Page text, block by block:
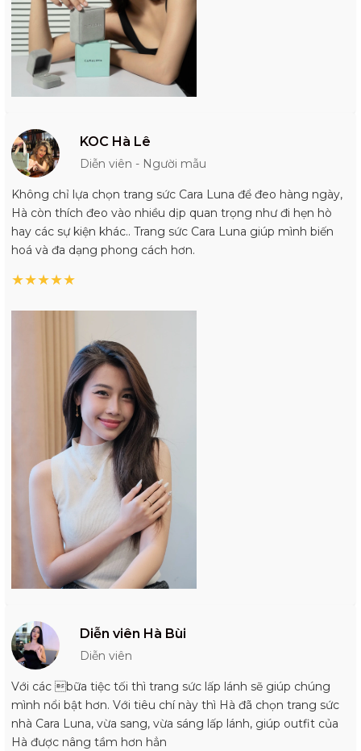
KOC Hà Lê
Diễn viên - Người mẫu
Không chỉ lựa chọn trang sức Cara Luna để đeo hàng ngày,
Hà còn thích đeo vào nhiều dịp quan trọng như đi hẹn hò
hay các sự kiện khác.. Trang sức Cara Luna giúp mình biến
hoá và đa dạng phong cách hơn.
★★★★★
Diễn viên Hà Bùi
Diễn viên
Với các bữa tiệc tối thì trang sức lấp lánh sẽ giúp chúng
mình nổi bật hơn. Với tiêu chí này thì Hà đã chọn trang sức
nhà Cara Luna, vừa sang, vừa sáng lấp lánh, giúp outfit của
Hà được nâng tầm hơn hẳn